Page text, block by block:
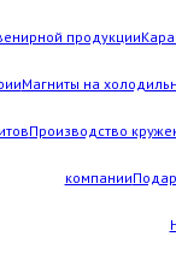
продукции
Магниты на
Производство
компании